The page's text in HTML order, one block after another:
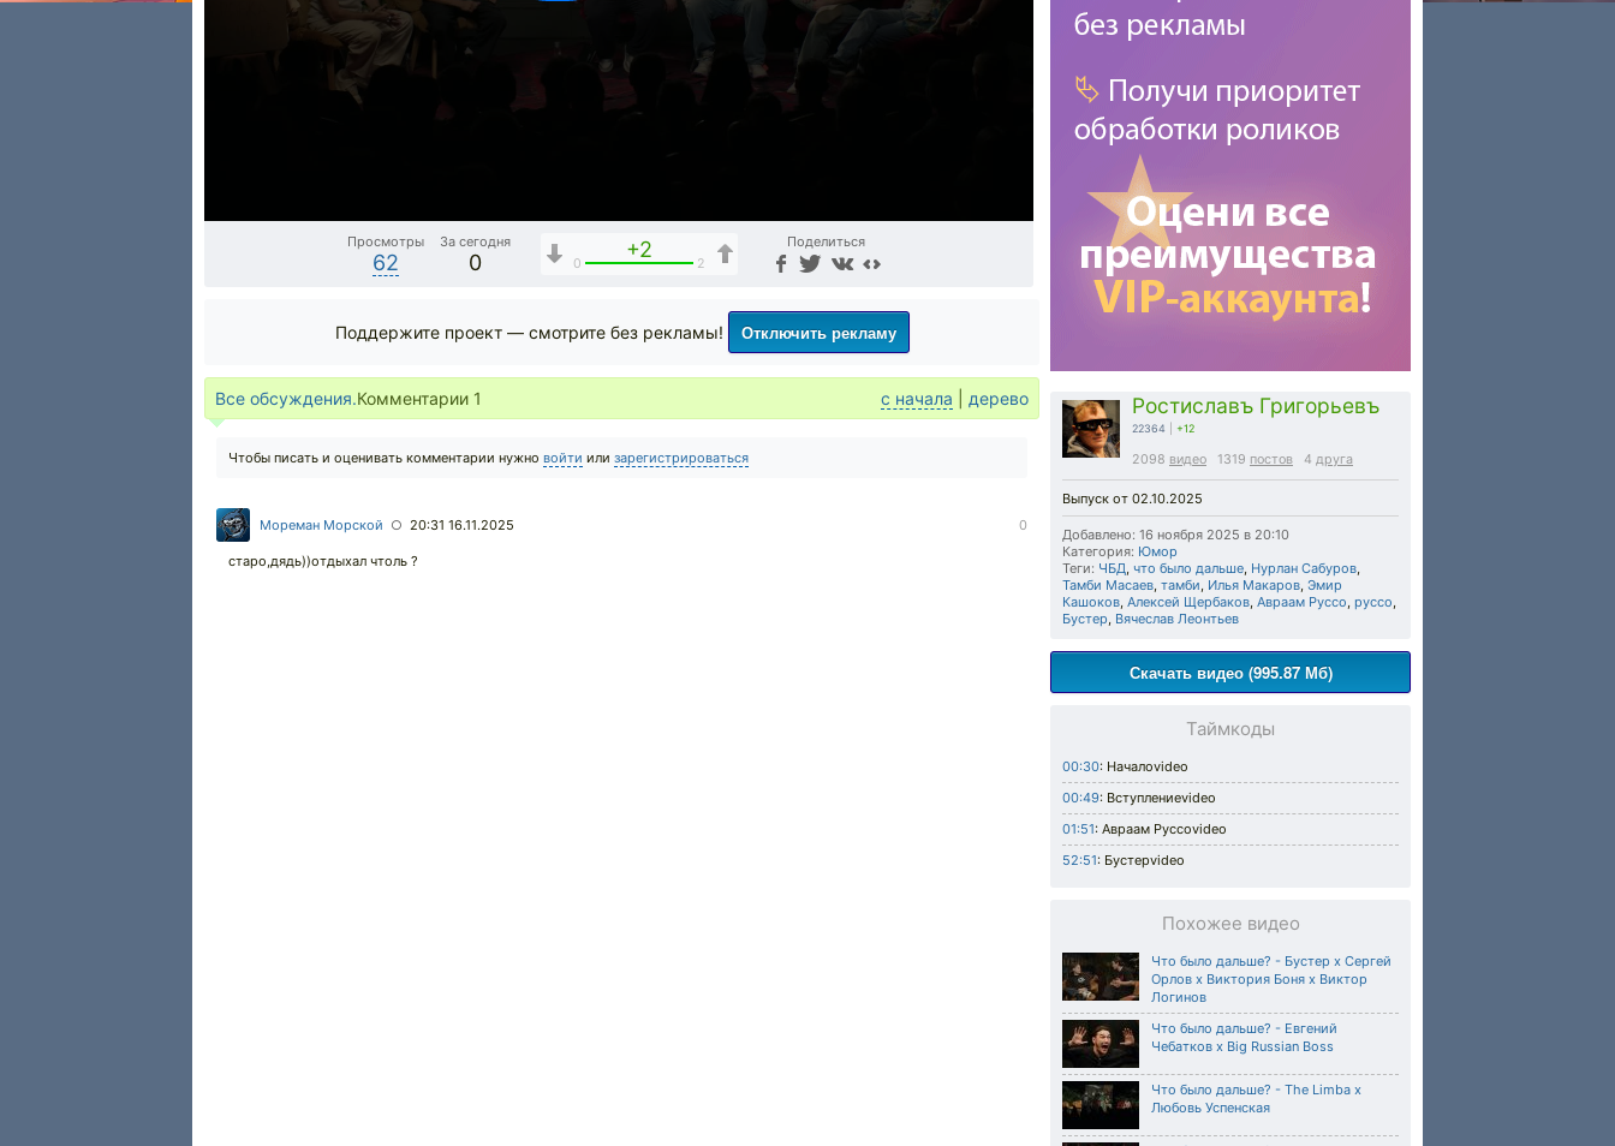
Просмотры
62
За сегодня
0
+2
0 2
Поделиться
Ростиславъ Григорьевъ
22364 +12
2098 видео 1319 постов 4 друга
Выпуск от 02.10.2025
Добавлено: 16 ноября 2025 в 20:10
Категория: Юмор
Теги: ЧБД, что было дальше, Нурлан Сабуров,
Тамби Масаев, тамби, Илья Макаров, Эмир
Кашоков, Алексей Щербаков, Авраам Руссо, руссо,
Бустер, Вячеслав Леонтьев
Скачать видео (995.87 Мб)
Таймкоды
00:30: Началоvideo
00:49: Вступлениеvideo
01:51: Авраам Руссоvideo
52:51: Бустерvideo
Похожее видео
Что было дальше? - Бустер х Сергей
Орлов х Виктория Боня х Виктор
Логинов
Что было дальше? - Евгений
Чебатков х Big Russian Boss
Что было дальше? - The Limba х
Любовь Успенская
Поддержите проект — смотрите без рекламы! Отключить рекламу
Все обсуждения.Комментарии 1 с начала дерево
Чтобы писать и оценивать комментарии нужно войти или зарегистрироваться
Мореман Морской ○ 20:31 16.11.2025 0
старо,дядь))отдыхал чтоль ?